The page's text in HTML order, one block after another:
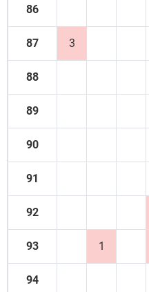
86
87 3
88
89
90
91
92
93 1
94